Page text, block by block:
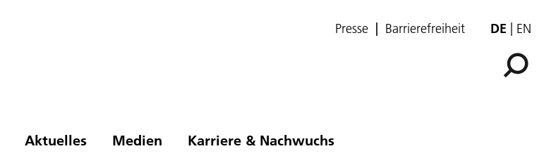
Presse Barrierefreiheit DE EN
Aktuelles Medien Karriere & Nachwuchs